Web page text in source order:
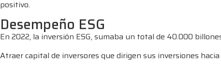
positivo.
Desempeño ESG
En 2022, la inversión ESG, sumaba un total de 40.000
Atraer capital de inversores que dirigen sus inversiones